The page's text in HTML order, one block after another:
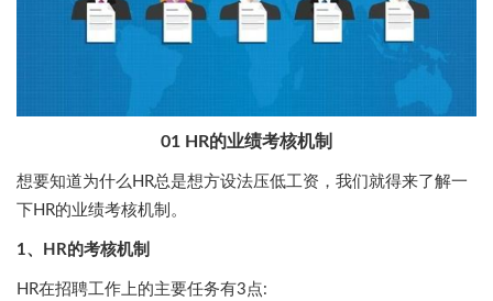
01 HR的业绩考核机制
想要知道为什么HR总是想方设法压低工资，我们就得来了解一
下HR的业绩考核机制。
1、HR的考核机制
HR在招聘工作上的主要任务有3点: